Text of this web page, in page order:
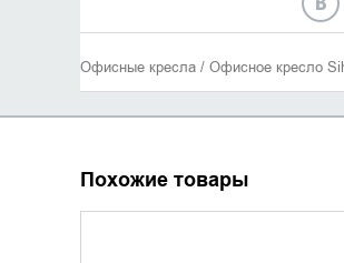
Офисные кресла / Офисное кресло
Похожие товары